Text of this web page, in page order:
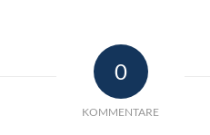
0
KOMMENTARE